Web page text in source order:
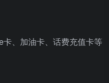
、加油卡、话费充值卡等